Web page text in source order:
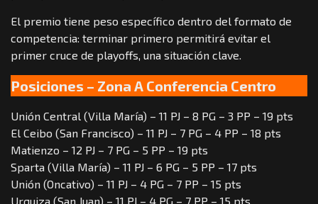
El premio tiene peso específico dentro del formato de
competencia: terminar primero permitirá evitar el
primer cruce de playoffs, una situación clave.
Posiciones – Zona A Conferencia Centro
Unión Central (Villa María) – 11 PJ – 8 PG – 3 PP – 19 pts
El Ceibo (San Francisco) – 11 PJ – 7 PG – 4 PP – 18 pts
Matienzo – 12 PJ – 7 PG – 5 PP – 19 pts
Sparta (Villa María) – 11 PJ – 6 PG – 5 PP – 17 pts
Unión (Oncativo) – 11 PJ – 4 PG – 7 PP – 15 pts
Urquiza (San Juan) – 11 PJ – 4 PG – 7 PP – 15 pts